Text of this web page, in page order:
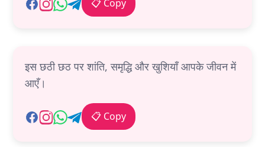
📋 Copy
इस छठी छठ पर शांति, समृद्धि और खुशियाँ आपके जीवन में
आएँ।
📋 Copy